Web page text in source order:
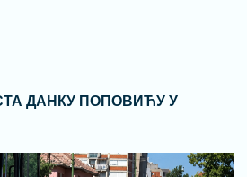
ДАНКУ ПОПОВИЋУ У